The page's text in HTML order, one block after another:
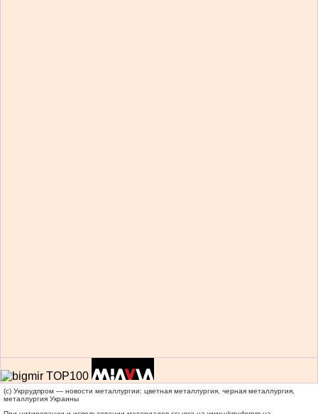
(c) Укррудпром — новости металлургии: цветная металлургия, черная металлургия,
металлургия Украины